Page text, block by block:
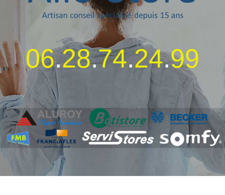
06.28.74.24.99